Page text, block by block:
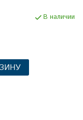
В наличии